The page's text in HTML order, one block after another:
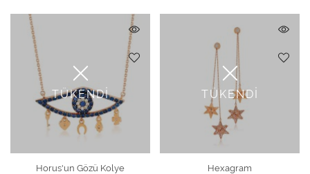
TÜKENDİ
Horus'un Gözü Kolye
TÜKENDİ
Hexagram